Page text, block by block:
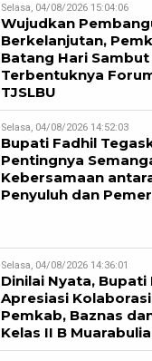
Selasa, 04/08/2026 15:04:06
Wujudkan
Berkelanjutan,
Batang Hari Sambut
Terbentuknya
TJSLBU
Selasa, 04/08/2026 14:52:03
Bupati Fadhil
Pentingnya
Kebersamaan
Penyuluh dan
Selasa, 04/08/2026 14:36:01
Dinilai Nyata, Bupati
Apresiasi Kolaborasi
Pemkab, Baznas
Kelas II B